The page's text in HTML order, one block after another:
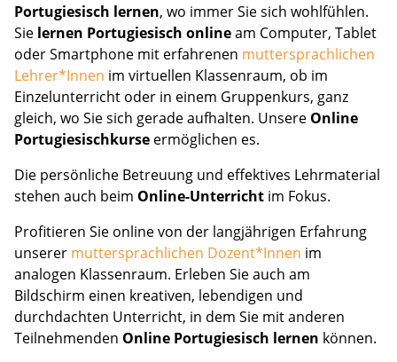
Portugiesisch lernen, wo immer Sie sich wohlfühlen.
Sie lernen Portugiesisch onlineam Computer, Tablet
oder Smartphone mit erfahrenen muttersprachlichen
Lehrer*Innen im virtuellen Klassenraum, ob im
Einzelunterricht oder in einem Gruppenkurs, ganz
gleich, wo Sie sich gerade aufhalten. Unsere Online
Portugiesischkurse ermöglichen es.
Die persönliche Betreuung und effektives Lehrmaterial
stehen auch beim Online-Unterricht im Fokus.
Profitieren Sie online von der langjährigen Erfahrung
unserer muttersprachlichen Dozent*Innen im
analogen Klassenraum. Erleben Sie auch am
Bildschirm einen kreativen, lebendigen und
durchdachten Unterricht, in dem Sie mit anderen
Teilnehmenden Online Portugiesisch lernen können.